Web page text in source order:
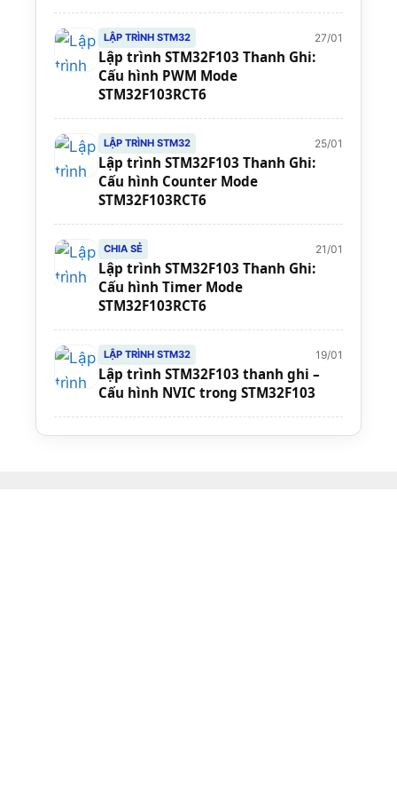
LẬP TRÌNH STM32 27/01
Lập trình STM32F103 Thanh Ghi:
Cấu hình PWM Mode
STM32F103RCT6
LẬP TRÌNH STM32 25/01
Lập trình STM32F103 Thanh Ghi:
Cấu hình Counter Mode
STM32F103RCT6
CHIA SẺ 21/01
Lập trình STM32F103 Thanh Ghi:
Cấu hình Timer Mode
STM32F103RCT6
LẬP TRÌNH STM32 19/01
Lập trình STM32F103 thanh ghi –
Cấu hình NVIC trong STM32F103